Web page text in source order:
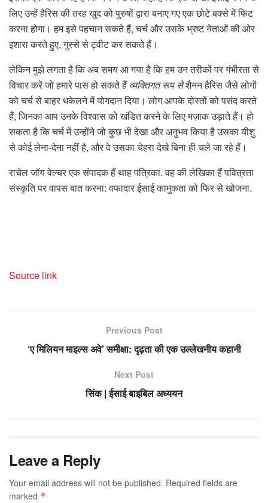
लिए उन्हें हैरिस की तरह खुद को पुरुषों द्वारा बनाए गए एक छोटे बक्से में फिट
करना होगा। हम इसे पहचान सकते हैं, चर्च और उसके भ्रष्ट नेताओं की ओर
इशारा करते हुए, गुस्से से ट्वीट कर सकते हैं।
लेकिन मुझे लगता है कि अब समय आ गया है कि हम उन तरीकों पर गंभीरता से
विचार करें जो हमारे पास हो सकते हैंव्यक्तिगत रूप सेशैनन हैरिस जैसे लोगों
को चर्च से बाहर धकेलने में योगदान दिया। लोग आपके दोस्तों को पसंद करते
हैं, जिनका आप उनके विश्वास को खंडित करने के लिए मज़ाक उड़ाते हैं। हो
सकता है कि चर्च में उन्होंने जो कुछ भी देखा और अनुभव किया है उसका यीशु
से कोई लेना-देना नहीं है, और वे उसका चेहरा देखे बिना ही चले जा रहे हैं।
राचेल जॉय वेल्चर एक संपादक हैंथाह पत्रिका. वह की लेखिका हैंपवित्रता
संस्कृति पर वापस बात करना: वफादार ईसाई कामुकता को फिर से खोजना.
Source link
Previous Post
‘ए मिलियन माइल्स अवे’ समीक्षा: दृढ़ता की एक उल्लेखनीय कहानी
Next Post
सिंक | ईसाई बाइबिल अध्ययन
Leave a Reply
Your email address will not be published. Required fields are
marked *